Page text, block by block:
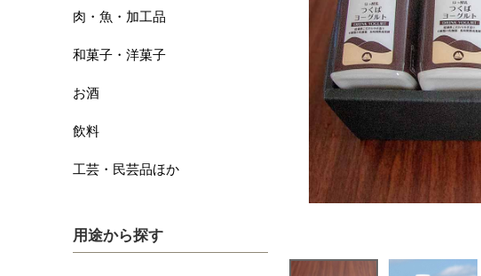
肉・魚・加工品
和菓子・洋菓子
お酒
飲料
工芸・民芸品ほか
用途から探す